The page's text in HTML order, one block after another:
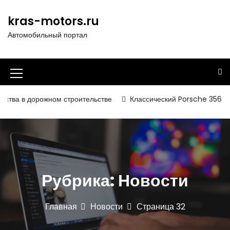
т
к
д
м
kras-motors.ru
Автомобильный портал
И
к
о
н
к
а
м
е
строительстве Классический Porsche 356 SL
Рубрика:Новости
Главная Новости Страница 32